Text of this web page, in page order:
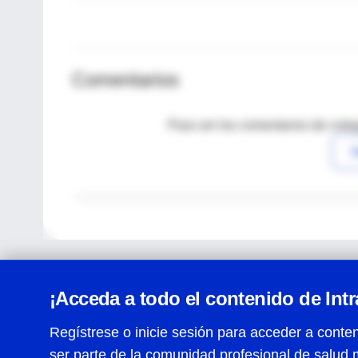
Comentarios
Para ver los comentarios de
¡Acceda a todo el contenido de
Regístrese o inicie sesión para acceder a
ser parte de la comunidad profesional de salud